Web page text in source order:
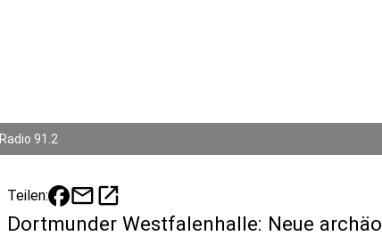
Radio 91.2
Teilen: mailopen_in_new
Dortmunder Westfalenhalle: Neue